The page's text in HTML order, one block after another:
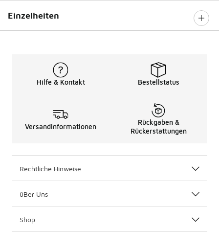
Einzelheiten
Hilfe & Kontakt Bestellstatus
Versandinformationen
Rückgaben &
Rückerstattungen
Rechtliche Hinweise
üBer Uns
Shop